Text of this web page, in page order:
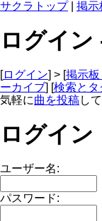
サクラトップ| 掲示
ログイン
[ログイン] > [掲示
ーカイブ] [検索とタ
気軽に曲を投稿し
ログイン
ユーザー名:
パスワード: